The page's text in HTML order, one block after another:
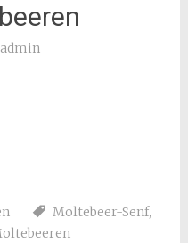
admin
Moltebeer-Senf,